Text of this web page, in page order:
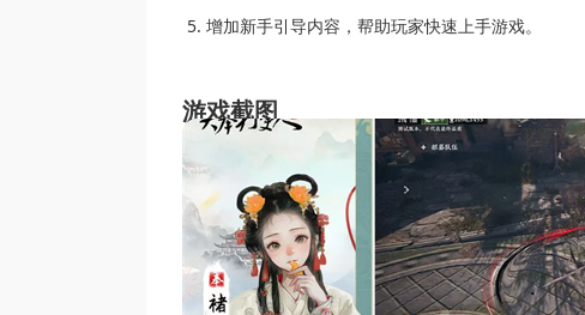
增加新手引导内容，帮助玩家快速上手游戏。
游戏截图